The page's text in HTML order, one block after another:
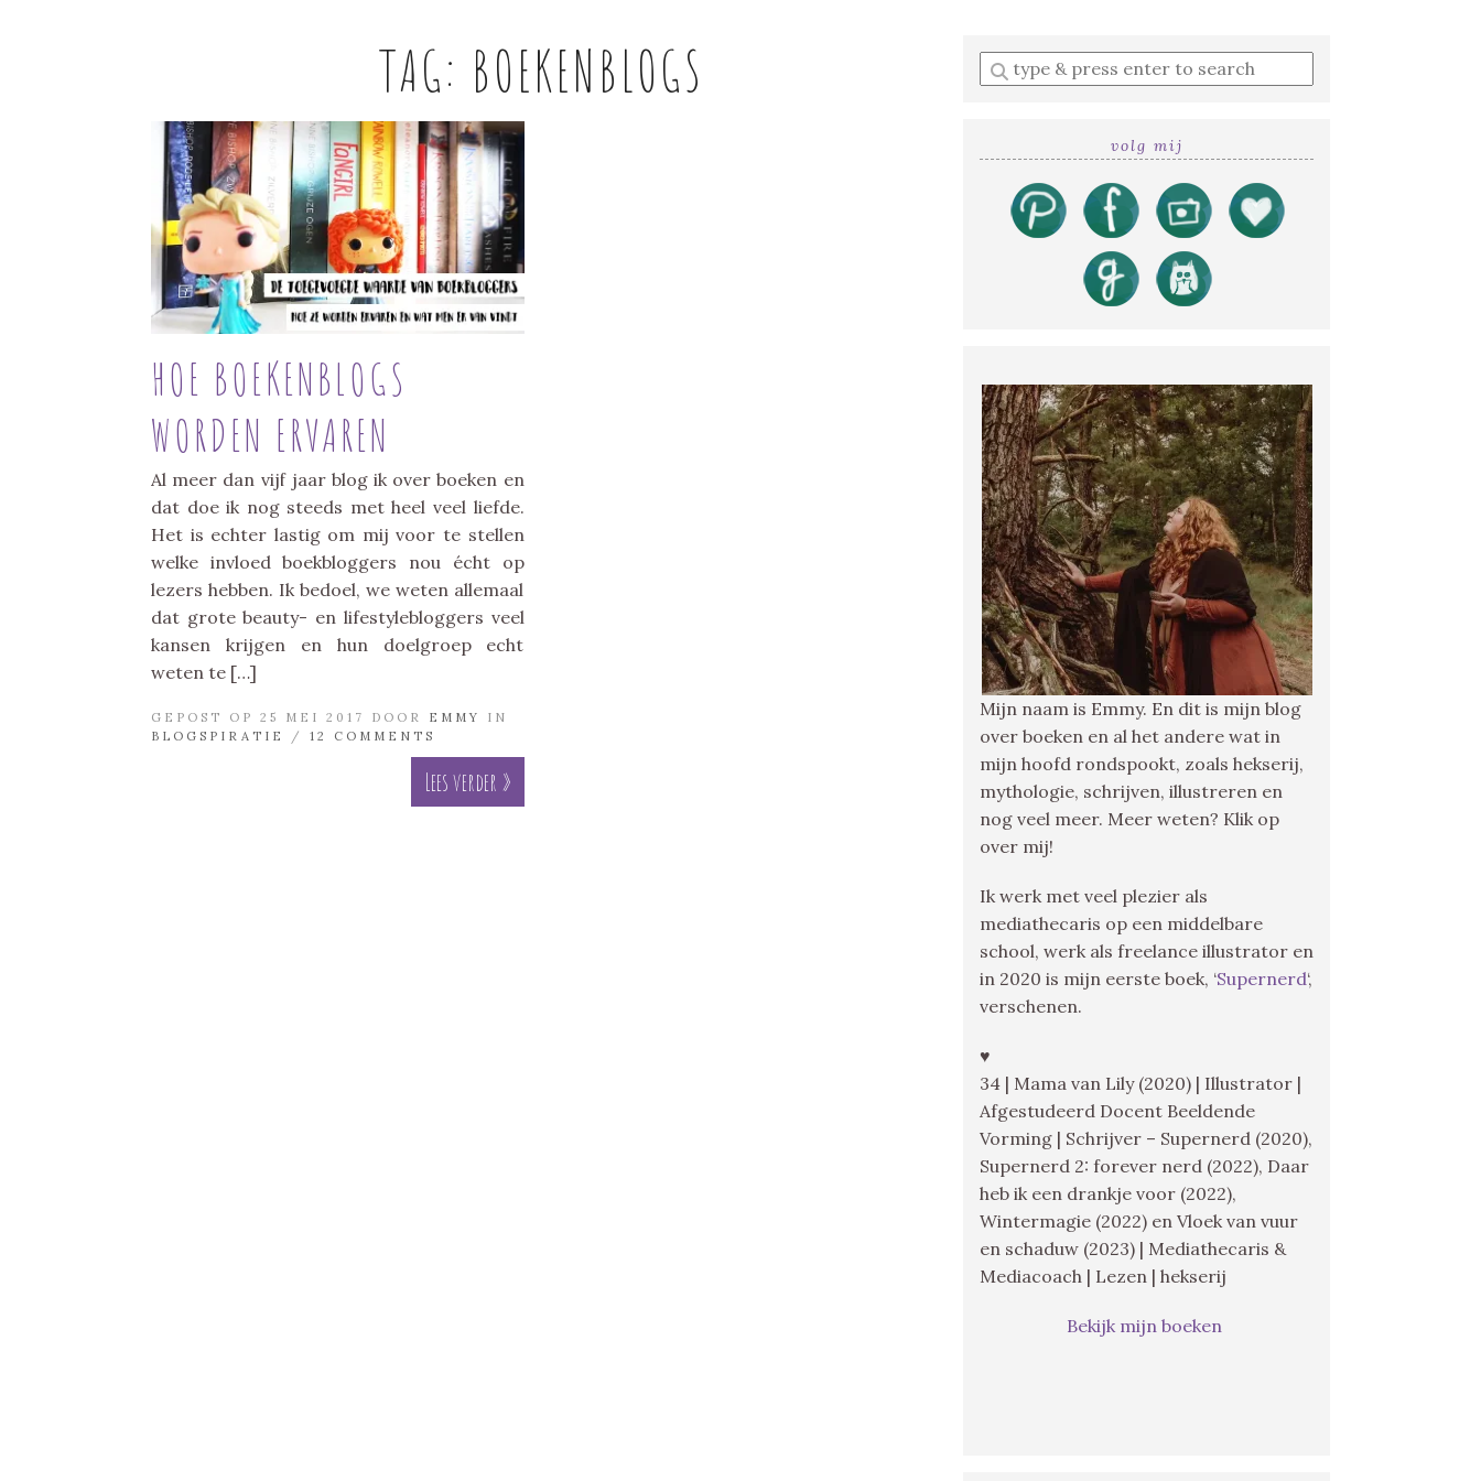
TAG: BOEKENBLOGS
HOE BOEKENBLOGS
WORDEN ERVAREN
Al meer dan vijf jaar blog ik over boeken en
dat doe ik nog steeds met heel veel liefde.
Het is echter lastig om mij voor te stellen
welke invloed boekbloggers nou écht op
lezers hebben. Ik bedoel, we weten allemaal
dat grote beauty- en lifestylebloggers veel
kansen krijgen en hun doelgroep echt
weten te […]
GEPOST OP 25 MEI 2017 DOOR EMMY
IN
BLOGSPIRATIE
/ 12 COMMENTS
Lees verder »
Enter
a
volg mij
Mijn naam is Emmy. En dit is mijn blog
over boeken en al het andere wat in
mijn hoofd rondspookt, zoals hekserij,
mythologie, schrijven, illustreren en
nog veel meer. Meer weten? Klik op
over mij!
Ik werk met veel plezier als
mediathecaris op een middelbare
school, werk als freelance illustrator en
in 2020 is mijn eerste boek, ‘Supernerd‘,
verschenen.
♥
34 | Mama van Lily (2020) | Illustrator |
Afgestudeerd Docent Beeldende
Vorming | Schrijver – Supernerd (2020),
Supernerd 2: forever nerd (2022), Daar
heb ik een drankje voor (2022),
Wintermagie (2022) en Vloek van vuur
en schaduw (2023) | Mediathecaris &
Mediacoach | Lezen | hekserij
Bekijk mijn boeken